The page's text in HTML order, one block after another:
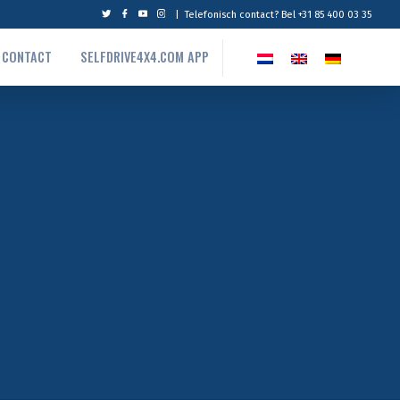
Telefonisch contact? Bel +31 85 400 03 35
CONTACT SELFDRIVE4X4.COM APP
drive reizen